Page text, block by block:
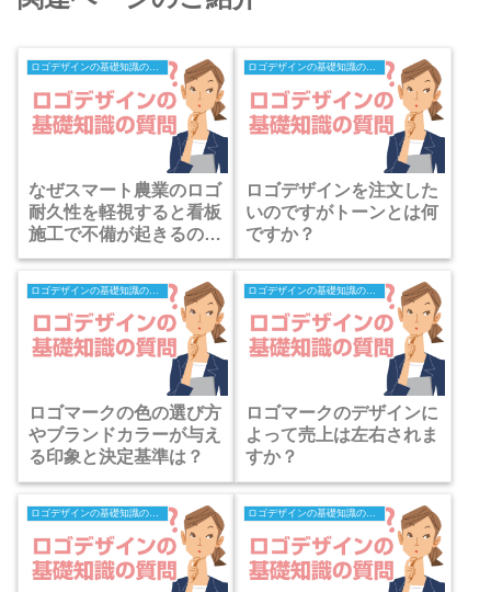
ロゴデザインの基礎知識の質問
なぜスマート農業のロゴ
耐久性を軽視すると看板
施工で不備が起きるの
か？
ロゴデザインの基礎知識の質問
ロゴデザインを注文した
いのですがトーンとは何
ですか？
ロゴマークの色の選び方
やブランドカラーが与え
る印象と決定基準は？
ロゴマークのデザインに
よって売上は左右されま
すか？